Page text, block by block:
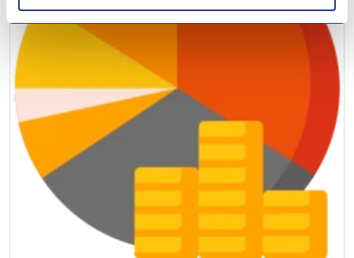
Almanya
Çin
Gürcistan
Litvanya